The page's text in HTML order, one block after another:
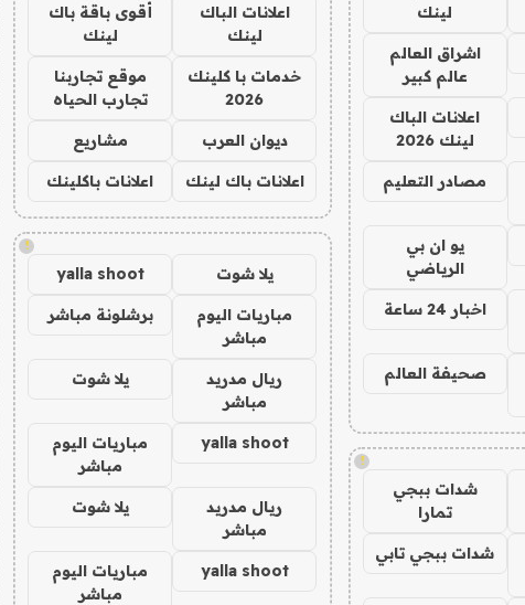
لينك
اشراق العالم
عالم كبير
اعلانات الباك
لينك 2026
مصادر التعليم
يو ان بي
الرياضي
اخبار 24 ساعة
صحيفة العالم
!
شدات ببجي
تمارا
شدات ببجي تابي
اعلانات الباك
لينك
أقوى باقة باك
لينك
خدمات با كلينك
2026
موقع تجاربنا
تجارب الحياه
ديوان العرب مشاريع
اعلانات باك لينك اعلانات باكلينك
!
يلا شوت yalla shoot
مباريات اليوم
مباشر
برشلونة مباشر
ريال مدريد
مباشر
يلا شوت
yalla shoot
مباريات اليوم
مباشر
ريال مدريد
مباشر
يلا شوت
yalla shoot
مباريات اليوم
مباشر